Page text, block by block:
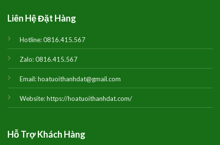
Liên Hệ Đặt Hàng
Hotline:0816.415.567
Zalo:0816.415.567
Email:hoatuoithanhdat@gmail.com
Website:https://hoatuoithanhdat.com/
Hỗ Trợ Khách Hàng